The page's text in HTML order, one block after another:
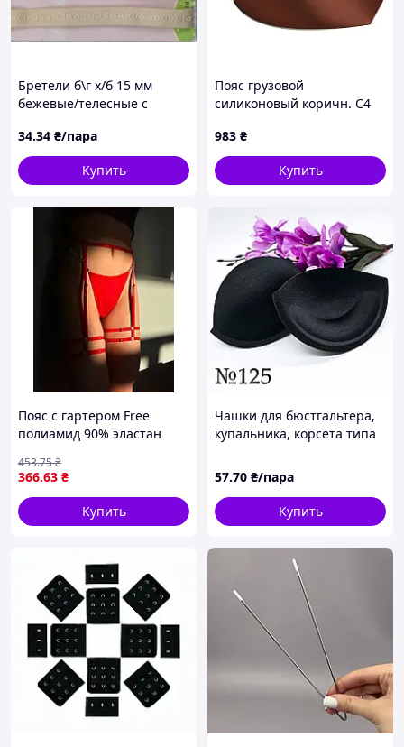
Бретели б\г х/б 15 мм
бежевые/телесные с
34.34 ₴/пара
Купить
Пояс грузовой
силиконовый коричн. C4
BUCKLE, 140 см, пряжка
пластик. быстросъемник.
983 ₴
Купить
Пояс с гартером Free
полиамид 90% эластан
366.63 ₴
453.75₴
Купить
Чашки для бюстгальтера,
купальника, корсета типа
косточек / чёрный /
размер № 125
57.70 ₴/пара
Купить